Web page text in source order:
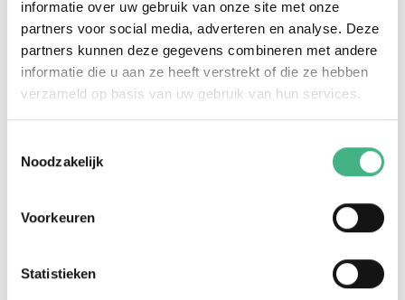
informatie over uw gebruik van onze site met onze
partners voor social media, adverteren en analyse. Deze
partners kunnen deze gegevens combineren met andere
informatie die u aan ze heeft verstrekt of die ze hebben
verzameld op basis van uw gebruik van hun services.
Noodzakelijk
Voorkeuren
Statistieken
06 55 23 84 89
Contact